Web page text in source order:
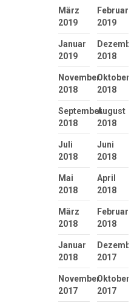
März
2019
Februar
2019
Januar
2019
2018
November
2018
Oktober
2018
September
2018
August
2018
Juli
2018
Juni
2018
Mai
2018
April
2018
März
2018
Februar
2018
Januar
2018
2017
November
2017
Oktober
2017